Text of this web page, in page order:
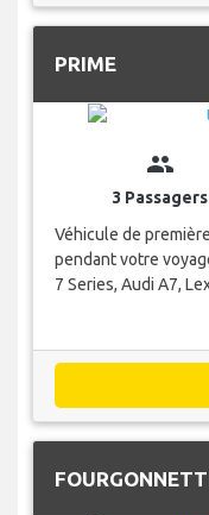
PRIME
group
3 Passagers
Véhicule de
pendant votre
7 Series, Audi A7,